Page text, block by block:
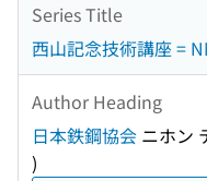
Series Title
西山記念技術講座 =
Author Heading
日本鉄鋼協会 ニホン
)